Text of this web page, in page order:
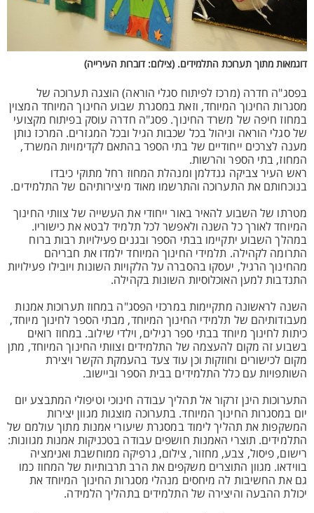
דוגמאות מתוך תערוכת התלמידים. (צילום: דוברות העירייה)
בפסג"ה חדרה (מרכז לפיתוח סגלי הוראה) הוצגה תערוכה של
מסגרות החינוך המיוחד, וזאת במסגרת שבוע החינוך המיוחד המצוין
במחוז חיפה של משרד החינוך. פסג"ה חדרה עוסק בפיתוח מקצועי
של סגלי הוראה וניהול בכל שכבות הגיל ובכל המגזרים. המרכז נותן
מענה לצרכים ייחודיים של בתי הספר בהתאם לקדימויות המשרד,
המחוז, בתי הספר והרשות.
ראש העיר צביקה גנדלמן ומנהלת המחוז רחל מתוקי כיבדו
בנוכחותם את התערוכה והתרשמו מאוד מיצירותיהם של התלמידים.
מטרתו של השבוע להאיר באור ייחודי את העשייה של צוותי החינוך
המיוחד לאורך כל השנה ולאפשר לכל תלמיד לבטא את כישוריו.
במהלך השבוע יתקיימו בבתי הספר ובגנים פעילויות רבות ברוח
התרומה לקהילה. תלמידי החינוך המיוחד ילמדו את חבריהם
מהחינוך הרגיל, יעסקו בהסברה על הלקויות השונות ויובילו פעילויות
התנדבות למען האוכלוסיות השונות בקהילה.
השנה לראשונה מתקיימות במרכזי הפסג"ה במחוז תערוכות אמנות
מעבודותיהם של תלמידי החינוך המיוחד, מבתי הספר לחינוך מיוחד,
כיתות לחינוך מיוחד בבתי ספר רגילים, וילדי שילוב. במחוז רואים
בשבוע זה מקום להעצמה של התלמידים וצוותי החינוך המיוחד, מתן
מקום לכישורים וחוזקות וכן עוד צעד בהעמקת הקשר ויצירת
השותפויות עם כלל התלמידים בבית הספר וביישוב.
התערוכות הינן זרקור אל תהליך עבודה חינוכי וטיפולי המתבצע יום
יום במסגרות החינוך המיוחד. בתערוכה מוצגות מגוון יצירות
המשקפות את תהליך לימוד במסגרת שיעורי אמנות מתוך עולמם של
התלמידים. תוצרי האמנות חושפים עבודה בטכניקות אמנות מגוונות:
רישום, פיסול, צבע, מחזור, צילום, גרפיקה ממוחשבת ואנימציה
בווידאו. מגוון התוצרים משקפים את הרב תרבותיות של המחוז כמו
גם את החשיבות לה מיחסים מנהלי מסגרות החינוך המיוחד את
יכולת ההבעה והיצירה של התלמידים בתהליך הלמידה.